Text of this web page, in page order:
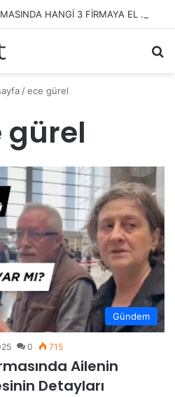
İMAMOĞLU SORUŞTURMASINDA HANGİ 3 FİRMAYA EL KONULDU?
/ ece gürel
gürel
Gündem
0 715
Ailenin
Detayları